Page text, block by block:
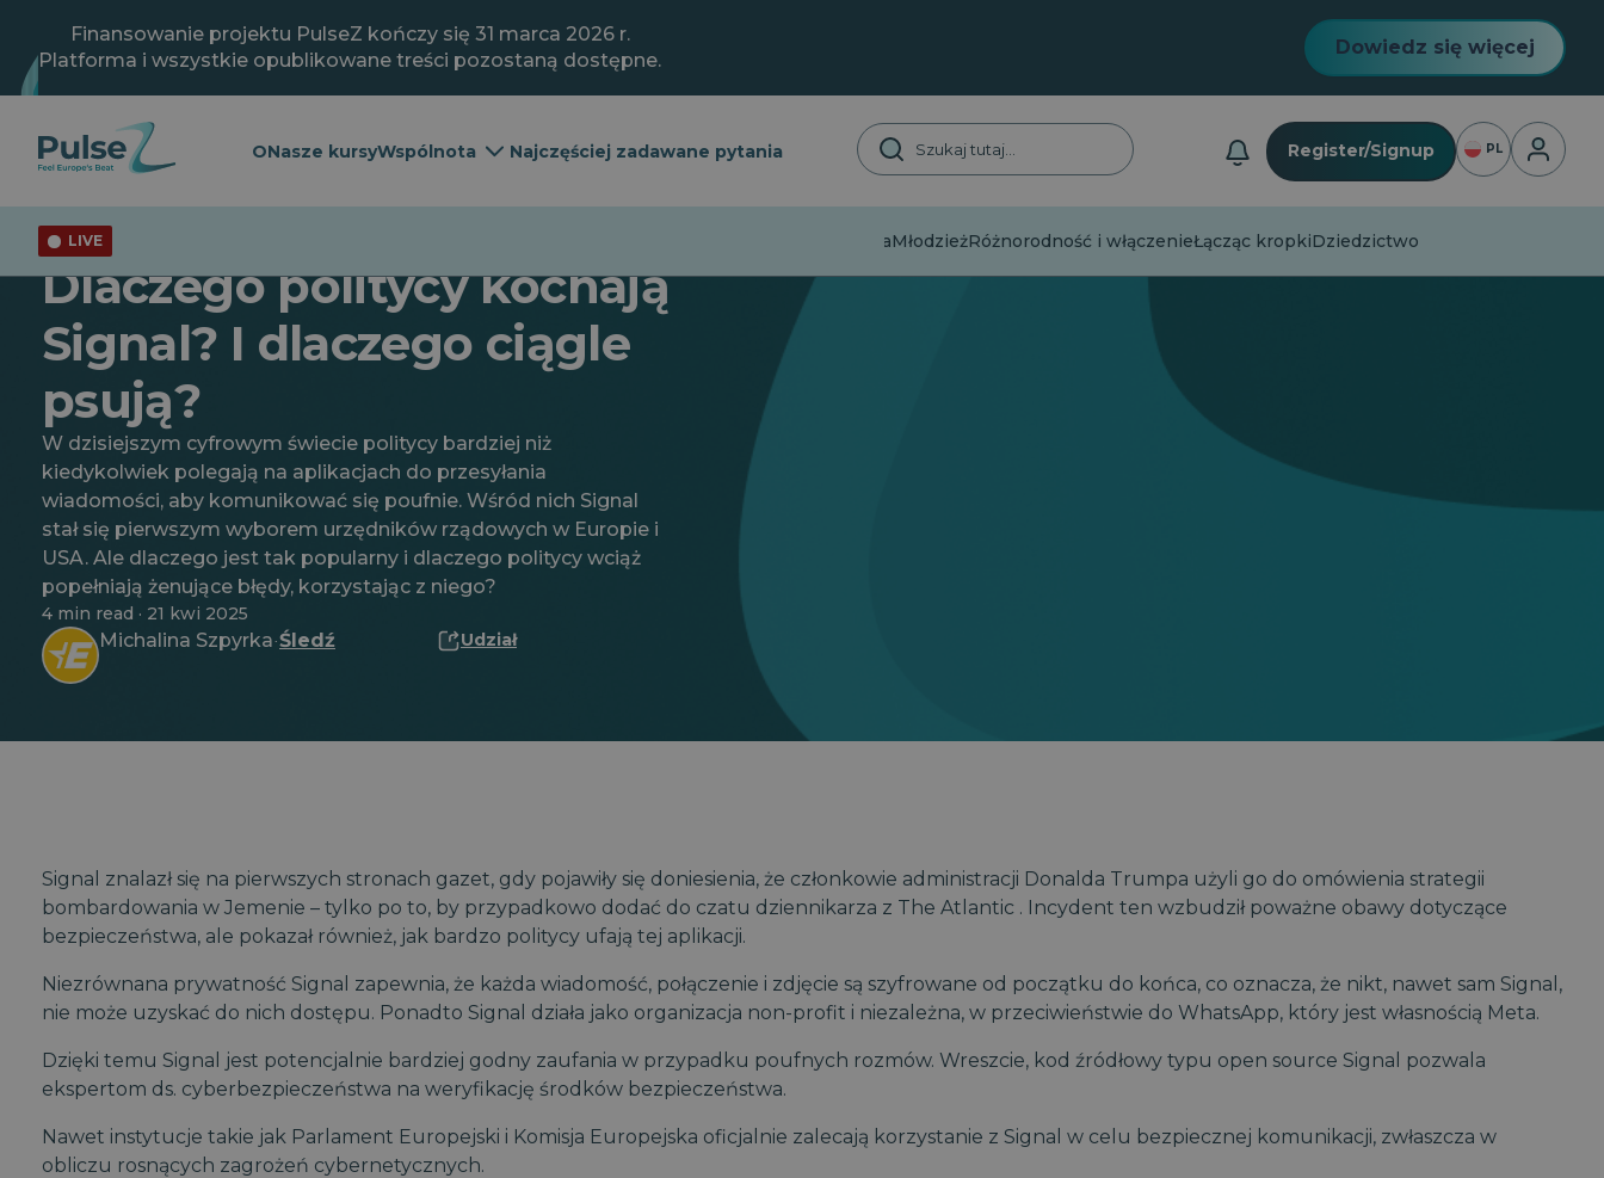
głównej
treści
Finansowanie projektu PulseZ kończy się 31 marca 2026 r.
Platforma i wszystkie opublikowane treści pozostaną dostępne.
Dowiedz się więcej
ONasze kursyWspólnota Najczęściej zadawane pytania Register/Signup PL
LIVE MłodzieżRóżnorodność i włączenieŁącząc kropkiDziedzictwo
Ogólne
Dlaczego politycy kochają
Signal? I dlaczego ciągle
psują?
W dzisiejszym cyfrowym świecie politycy bardziej niż
kiedykolwiek polegają na aplikacjach do przesyłania
wiadomości, aby komunikować się poufnie. Wśród nich Signal
stał się pierwszym wyborem urzędników rządowych w Europie i
USA. Ale dlaczego jest tak popularny i dlaczego politycy wciąż
popełniają żenujące błędy, korzystając z niego?
4 min read · 21 kwi 2025
Michalina Szpyrka·Śledź Udział
Signal znalazł się na pierwszych stronach gazet, gdy pojawiły się doniesienia, że ​​członkowie administracji Donalda Trumpa użyli go do omówienia strategii
bombardowania w Jemenie – tylko po to, by przypadkowo dodać do czatu dziennikarza z The Atlantic . Incydent ten wzbudził poważne obawy dotyczące
bezpieczeństwa, ale pokazał również, jak bardzo politycy ufają tej aplikacji.
Niezrównana prywatność Signal zapewnia, że ​​każda wiadomość, połączenie i zdjęcie są szyfrowane od początku do końca, co oznacza, że ​​nikt, nawet sam Signal,
nie może uzyskać do nich dostępu. Ponadto Signal działa jako organizacja non-profit i niezależna, w przeciwieństwie do WhatsApp, który jest własnością Meta.
Dzięki temu Signal jest potencjalnie bardziej godny zaufania w przypadku poufnych rozmów. Wreszcie, kod źródłowy typu open source Signal pozwala
ekspertom ds. cyberbezpieczeństwa na weryfikację środków bezpieczeństwa.
Nawet instytucje takie jak Parlament Europejski i Komisja Europejska oficjalnie zalecają korzystanie z Signal w celu bezpiecznej komunikacji, zwłaszcza w
obliczu rosnących zagrożeń cybernetycznych.